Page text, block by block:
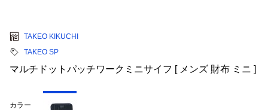
TAKEO KIKUCHI
TAKEO SP
マルチドットパッチワークミニサイフ [ メンズ 財布 ミニ ]
カラー